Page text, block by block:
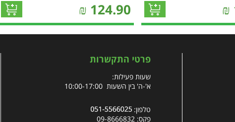
₪
124.90
₪
פרטי התקשרות
שעות פעילות:
א'-ה' בין השעות 10:00-17:00
טלפון:
פקס: 09-8666832